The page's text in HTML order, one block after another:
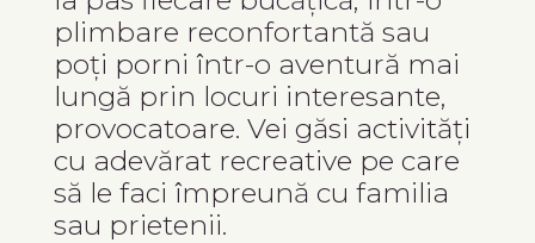
plimbare reconfortantă sau
poți porni într-o aventură mai
lungă prin locuri interesante,
provocatoare. Vei găsi activități
cu adevărat recreative pe care
să le faci împreună cu familia
sau prietenii.